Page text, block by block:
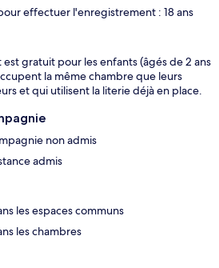
effectuer l'enregistrement : 18 ans
gratuit pour les enfants (âgés de 2 ans
la même chambre que leurs
et qui utilisent la literie déjà en place.
non admis
admis
les espaces communs
les chambres